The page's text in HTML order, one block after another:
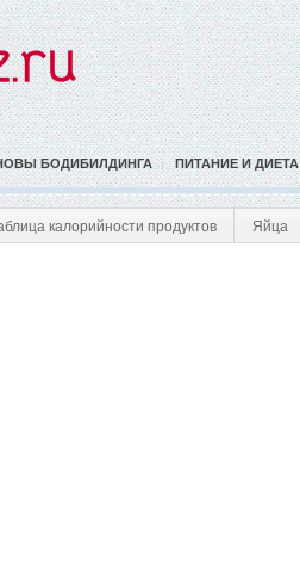
БОДИБИЛДИНГА ПИТАНИЕ И ДИЕТА
калорийности продуктов Яйца